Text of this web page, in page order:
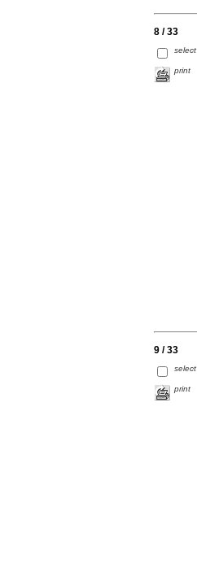
8 / 33
select
print
9 / 33
select
print